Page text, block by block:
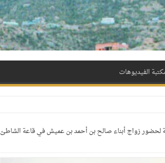
الفيديوهات
لحضور زواج أبناء صالح بن أحمد بن عميش في قاعة الشاطئ